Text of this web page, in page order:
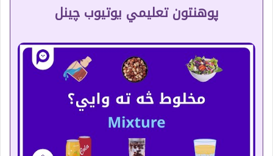
پوهنتون تعلیمي یوتیوب چینل